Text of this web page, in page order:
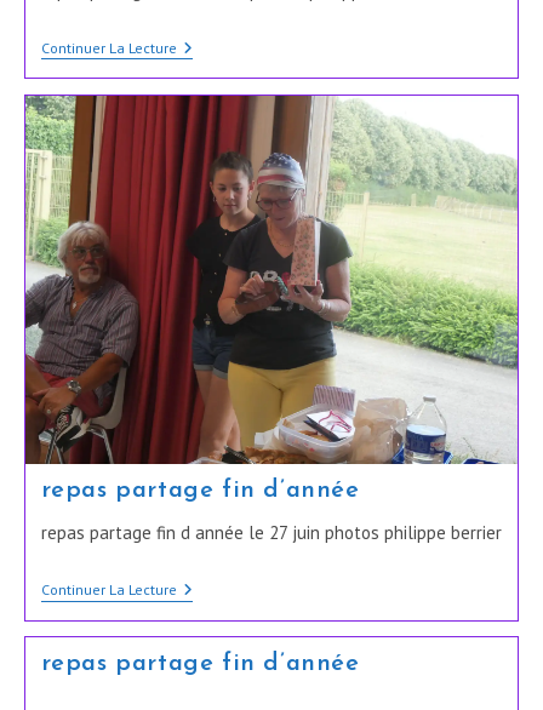
Continuer La LectureRepas
‘année
repas partage fin d’année
repas partage fin d année le 27 juin photos philippe berrier
Continuer La LectureRepas
Partage
Fin
D’année
repas partage fin d’année